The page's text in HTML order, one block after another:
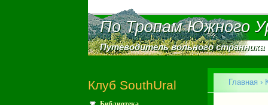
По Тропам Южного
По Тропам Южного
Путеводитель вольного странника
Путеводитель вольного странника
Клуб SouthUral
Главная ›